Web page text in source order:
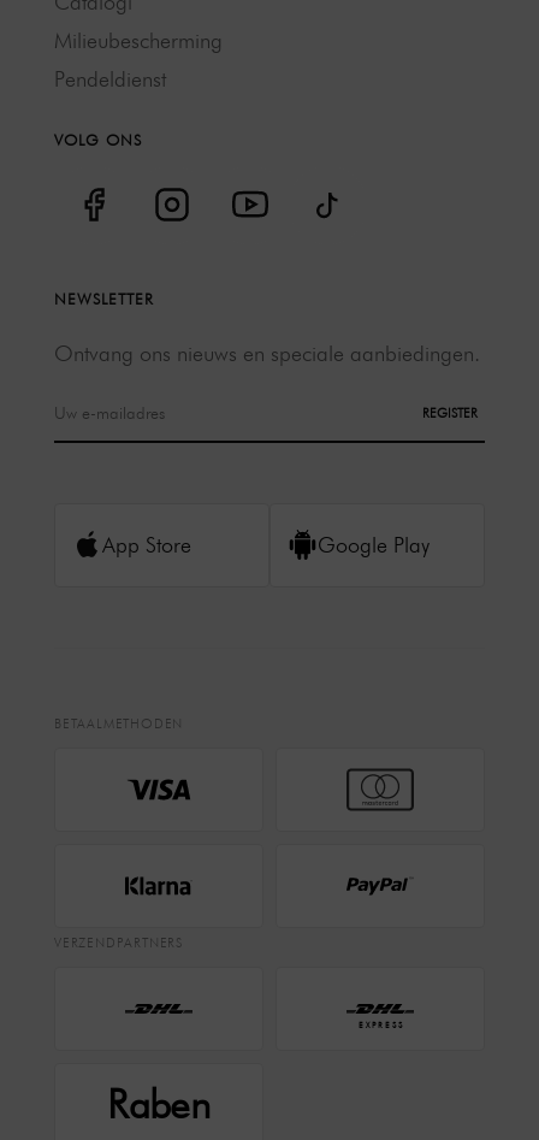
Milieubescherming
Pendeldienst
VOLG ONS
NEWSLETTER
Ontvang ons nieuws en speciale aanbiedingen.
REGISTER
App Store Google Play
BETAALMETHODEN
VERZENDPARTNERS
EXPRESS
Raben